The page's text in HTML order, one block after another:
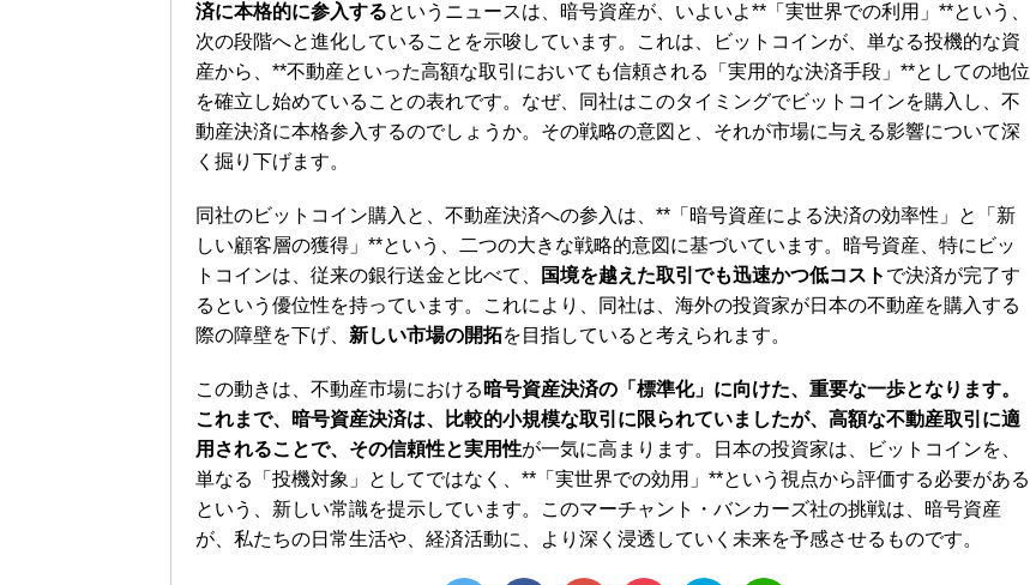
済に本格的に参入するというニュースは、暗号資産が、いよいよ**「実世界での利用」**という、
次の段階へと進化していることを示唆しています。これは、ビットコインが、単なる投機的な資
産から、**不動産といった高額な取引においても信頼される「実用的な決済手段」**としての地位
を確立し始めていることの表れです。なぜ、同社はこのタイミングでビットコインを購入し、不
動産決済に本格参入するのでしょうか。その戦略の意図と、それが市場に与える影響について深
く掘り下げます。
同社のビットコイン購入と、不動産決済への参入は、**「暗号資産による決済の効率性」と「新
しい顧客層の獲得」**という、二つの大きな戦略的意図に基づいています。暗号資産、特にビッ
トコインは、従来の銀行送金と比べて、
国境を越えた取引でも迅速かつ低コスト で決済が完了す
るという優位性を持っています。これにより、同社は、海外の投資家が日本の不動産を購入する
際の障壁を下げ、 新しい市場の開拓を目指していると考えられます。
この動きは、不動産市場における 暗号資産決済の「標準化」に向けた、重要な一歩となります。
これまで、暗号資産決済は、比較的小規模な取引に限られていましたが、高額な不動産取引に適
用されることで、その信頼性と実用性が一気に高まります。日本の投資家は、ビットコインを、
単なる「投機対象」としてではなく、**「実世界での効用」**という視点から評価する必要がある
という、新しい常識を提示しています。このマーチャント・バンカーズ社の挑戦は、暗号資産
が、私たちの日常生活や、経済活動に、より深く浸透していく未来を予感させるものです。